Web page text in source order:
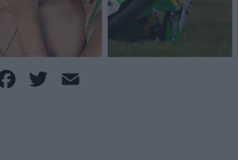
Facebook
Twitter